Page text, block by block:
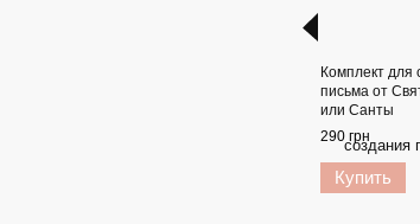
Комплект для
письма от
или Санты
290 грн
Купить